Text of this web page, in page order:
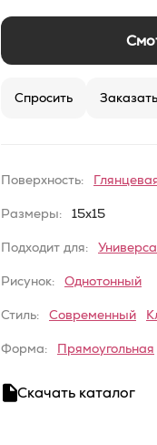
Спросить
Поверхность:
Размеры: 15x15
Подходит для:
Рисунок: Однотонный
Стиль: Современный
Форма: Прямоугольная
Скачать каталог